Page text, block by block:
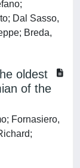
Dal Sasso,
Breda,
oldest
of the
Fornasiero,